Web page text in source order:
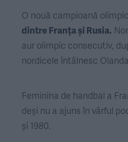
O nouă campioană
dintre Franța și Rusia.
aur olimpic consecutiv,
nordicele întâlnesc
Feminina de handbal a
deși nu a ajuns în vârful
și 1980.